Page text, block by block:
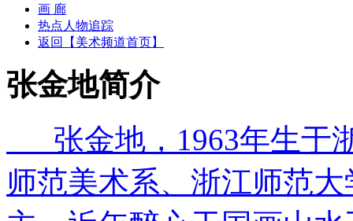
画 廊
热点人物追踪
返回【美术频道首页】
张金地简介
张金地，1963年生于
师范美术系、浙江师范